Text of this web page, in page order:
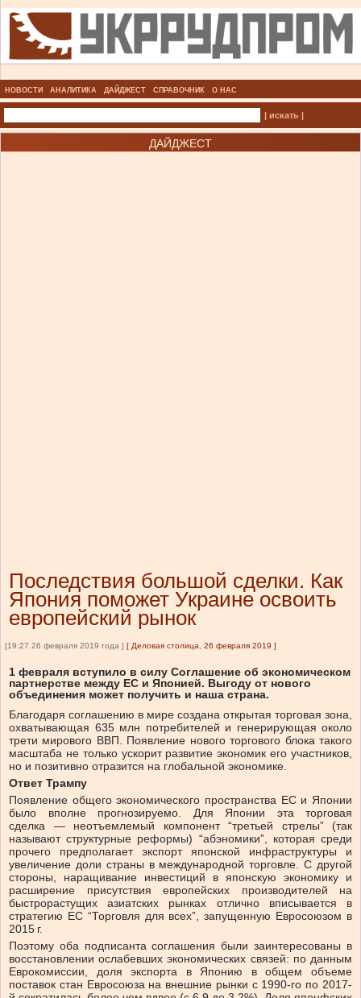
НОВОСТИ АНАЛИТИКА ДАЙДЖЕСТ СПРАВОЧНИК О НАС
| искать |
ДАЙДЖЕСТ
Последствия большой сделки. Как
Япония поможет Украине освоить
европейский рынок
[19:27 26 февраля 2019 года ] [ Деловая столица, 26 февраля 2019 ]
1 февраля вступило в силу Соглашение об экономическом
партнерстве между ЕС и Японией. Выгоду от нового
объединения может получить и наша страна.
Благодаря соглашению в мире создана открытая торговая зона,
охватывающая 635 млн потребителей и генерирующая около
трети мирового ВВП. Появление нового торгового блока такого
масштаба не только ускорит развитие экономик его участников,
но и позитивно отразится на глобальной экономике.
Ответ Трампу
Появление общего экономического пространства ЕС и Японии
было вполне прогнозируемо. Для Японии эта торговая
сделка — неотъемлемый компонент “третьей стрелы” (так
называют структурные реформы) “абэномики”, которая среди
прочего предполагает экспорт японской инфраструктуры и
увеличение доли страны в международной торговле. С другой
стороны, наращивание инвестиций в японскую экономику и
расширение присутствия европейских производителей на
быстрорастущих азиатских рынках отлично вписывается в
стратегию ЕС “Торговля для всех”, запущенную Евросоюзом в
2015 г.
Поэтому оба подписанта соглашения были заинтересованы в
восстановлении ослабевших экономических связей: по данным
Еврокомиссии, доля экспорта в Японию в общем объеме
поставок стан Евросоюза на внешние рынки с 1990-го по 2017-